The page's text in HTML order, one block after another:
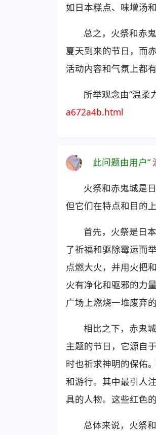
如日本糕点、味增汤和
总之，火祭和赤
夏天到来的节日，而
活动内容和气氛上都
所举观念由“温柔
a672a4b.html
此问题由用户“
火祭和赤鬼城是
但它们在特点和目的
首先，火祭是日
了祈福和驱除霉运而
点燃大火，并用火把
火有净化和驱邪的力
广场上燃烧一堆废弃
相比之下，赤鬼
主题的节日，它源自
时也祈求神明的保佑
和游行。其中最引人
具的人物。这些红色
总体来说，火祭